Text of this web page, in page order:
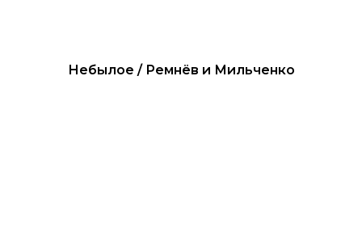
Небылое / Ремнёв и Мильченко